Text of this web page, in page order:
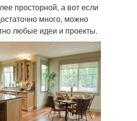
просторной, а вот если
много, можно
любые идеи и проекты.